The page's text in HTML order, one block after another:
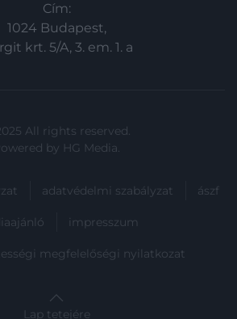
Cím:
1024 Budapest,
krt. 5/A, 3. em. 1. a
All rights reserved.
by HG Media.
adatvédelmi szabályzat ászf
impresszum
megfelelőségi nyilatkozat
Lap tetejére